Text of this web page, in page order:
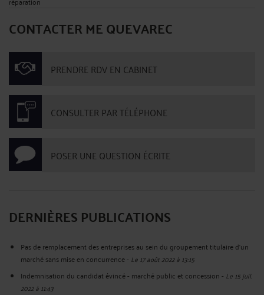
CONTACTER ME QUEVAREC
PRENDRE RDV EN CABINET
CONSULTER PAR TÉLÉPHONE
POSER UNE QUESTION ÉCRITE
DERNIÈRES PUBLICATIONS
Pas de remplacement des entreprises au sein du groupement titulaire d'un
marché sans mise en concurrence- Le 17 août 2022 à 13:15
Indemnisation du candidat évincé - marché public et concession- Le 15 juil.
2022 à 11:43